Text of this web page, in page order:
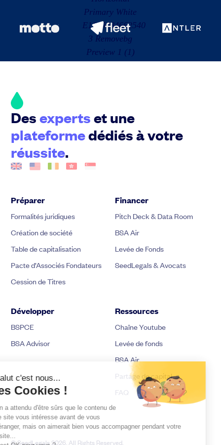
Desexpertset une
plateformedédiés à votre
réussite.
Préparer
Formalités juridiques
Création de société
Table de capitalisation
Pacte d’Associés Fondateurs
Cession de Titres
Financer
Pitch Deck & Data Room
BSA Air
Levée de Fonds
SeedLegals & Avocats
Développer
BSPCE
BSA Advisor
Ressources
Chaîne Youtube
Levée de fonds
BSA Air
Partage de capital
FAQ
© SeedLegals 2026. All Rights Reserved.